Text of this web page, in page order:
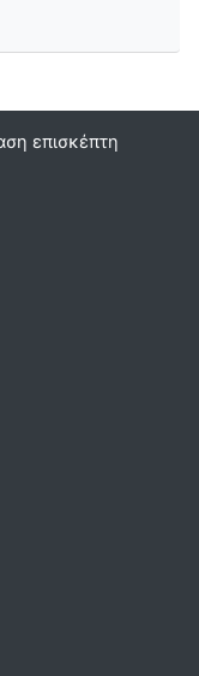
επισκέπτη